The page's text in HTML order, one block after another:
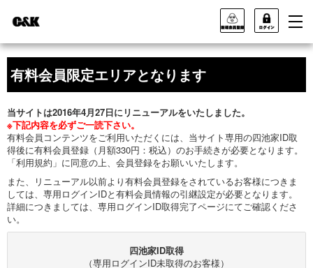
有料会員限定エリアとなります
当サイトは2016年4月27日にリニューアルをいたしました。
※下記内容を必ずご一読下さい。
有料会員コンテンツをご利用いただくには、当サイト専用の四池家ID取
得後に有料会員登録（月額330円：税込）のお手続きが必要となります。
「利用規約」に同意の上、会員登録をお願いいたします。
また、リニューアル以前より有料会員登録をされているお客様につきま
しては、専用ログインIDと有料会員情報の引継設定が必要となります。
詳細につきましては、専用ログインID取得完了ページにてご確認くださ
い。
四池家ID取得
（専用ログインID未取得のお客様）